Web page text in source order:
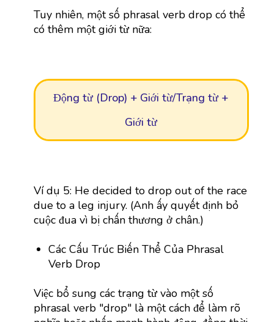
Tuy nhiên, một số phrasal verb drop có thể
có thêm một giới từ nữa:
Động từ (Drop) + Giới từ/Trạng từ +
Giới từ
Ví dụ 5: He decided to drop out of the race
due to a leg injury. (Anh ấy quyết định bỏ
cuộc đua vì bị chấn thương ở chân.)
Các Cấu Trúc Biến Thể Của Phrasal
Verb Drop
Việc bổ sung các trạng từ vào một số
phrasal verb "drop" là một cách để làm rõ